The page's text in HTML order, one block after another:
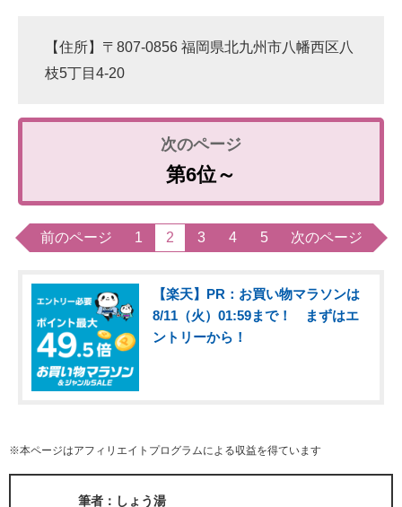
【住所】〒807-0856 福岡県北九州市八幡西区八
枝5丁目4-20
第6位～
前のページ 1 2 3 4 5 次のページ
【楽天】PR：お買い物マラソンは
8/11（火）01:59まで！ まずはエ
ントリーから！
※本ページはアフィリエイトプログラムによる収益を得ています
筆者：しょう湯